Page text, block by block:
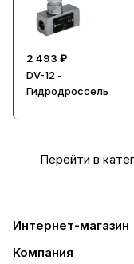
2 493 ₽
DV-12 -
Гидродроссель
Перейти в
Интернет-магазин
Компания